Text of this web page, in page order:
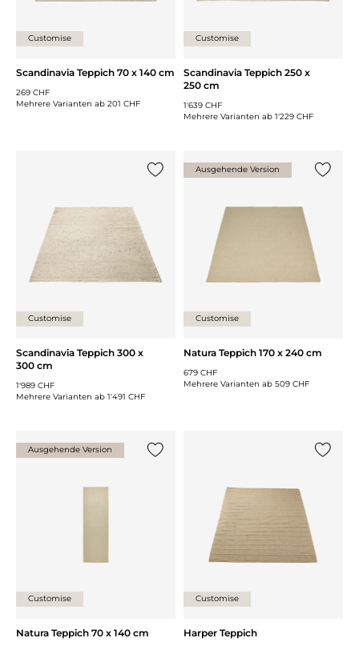
Customise
Scandinavia Teppich 70 x 140 cm
269 CHF
Mehrere Varianten ab 201 CHF
Customise
Scandinavia Teppich 250 x
250 cm
1'639 CHF
Mehrere Varianten ab 1'229 CHF
Customise
Scandinavia Teppich 300 x
300 cm
1'989 CHF
Mehrere Varianten ab 1'491 CHF
Ausgehende Version
Customise
Natura Teppich 170 x 240 cm
679 CHF
Mehrere Varianten ab 509 CHF
Ausgehende Version
Customise
Natura Teppich 70 x 140 cm
Customise
Harper Teppich